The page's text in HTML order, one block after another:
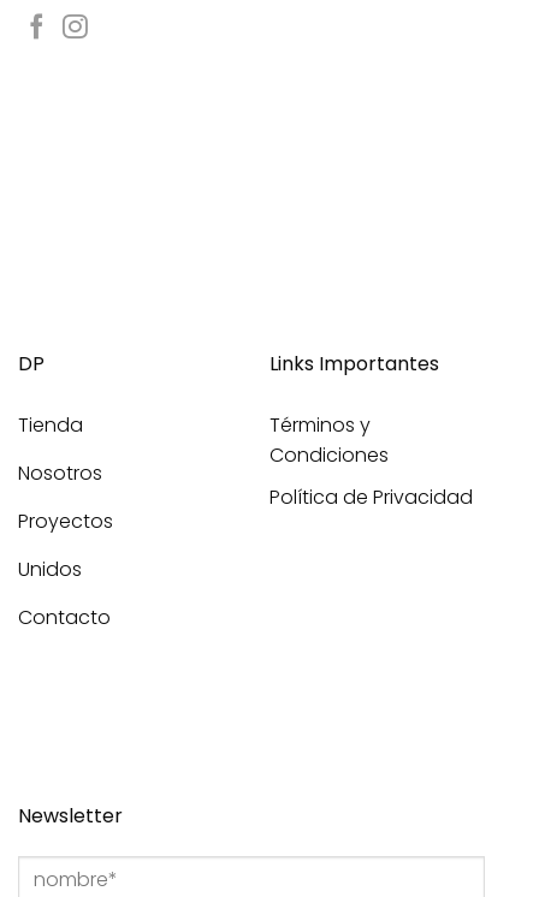
DP
Tienda
Nosotros
Proyectos
Unidos
Contacto
Links Importantes
Términos y
Condiciones
Política de Privacidad
Newsletter